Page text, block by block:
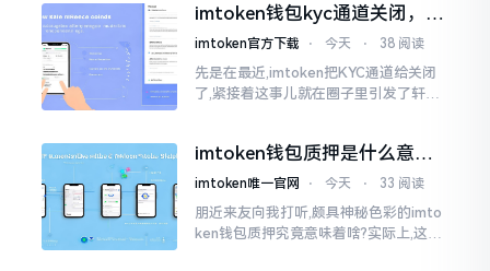
imtoken钱包kyc通道关闭，你
的资产咋办？
imtoken官方下载 ⋅ 今天 ⋅ 38 阅读
先是在最近,imtoken把KYC通道给关闭
了,紧接着这事儿就在圈子里引发了轩然
imtoken钱包质押是什么意
思？一文讲透
imtoken唯一官网 ⋅ 今天 ⋅ 33 阅读
朋近来友向我打听,颇具神秘色彩的imto
ken钱包质押究竟意味着啥?实际上,这一